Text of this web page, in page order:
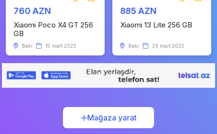
760 AZN
Xiaomi Poco X4 GT 256
GB
Bakı 15 mart 2023
885 AZN
Xiaomi 13 Lite 256 GB
Bakı 29 mart 2023
Mağaza yarat